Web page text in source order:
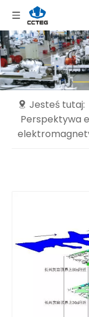
Jesteś tutaj:
Perspektywa